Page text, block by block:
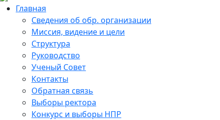
Главная
Сведения об обр. организации
Миссия, видение и цели
Структура
Руководство
Ученый Совет
Контакты
Обратная связь
Выборы ректора
Конкурс и выборы НПР